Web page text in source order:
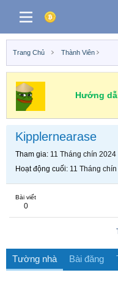
Trang Chủ Thành Viên
Hướng
Kipplernearase
Tham gia 11 Tháng chín 2024
Hoạt động cuối 11 Tháng
Bài viết
0
Tường nhà Bài đăng